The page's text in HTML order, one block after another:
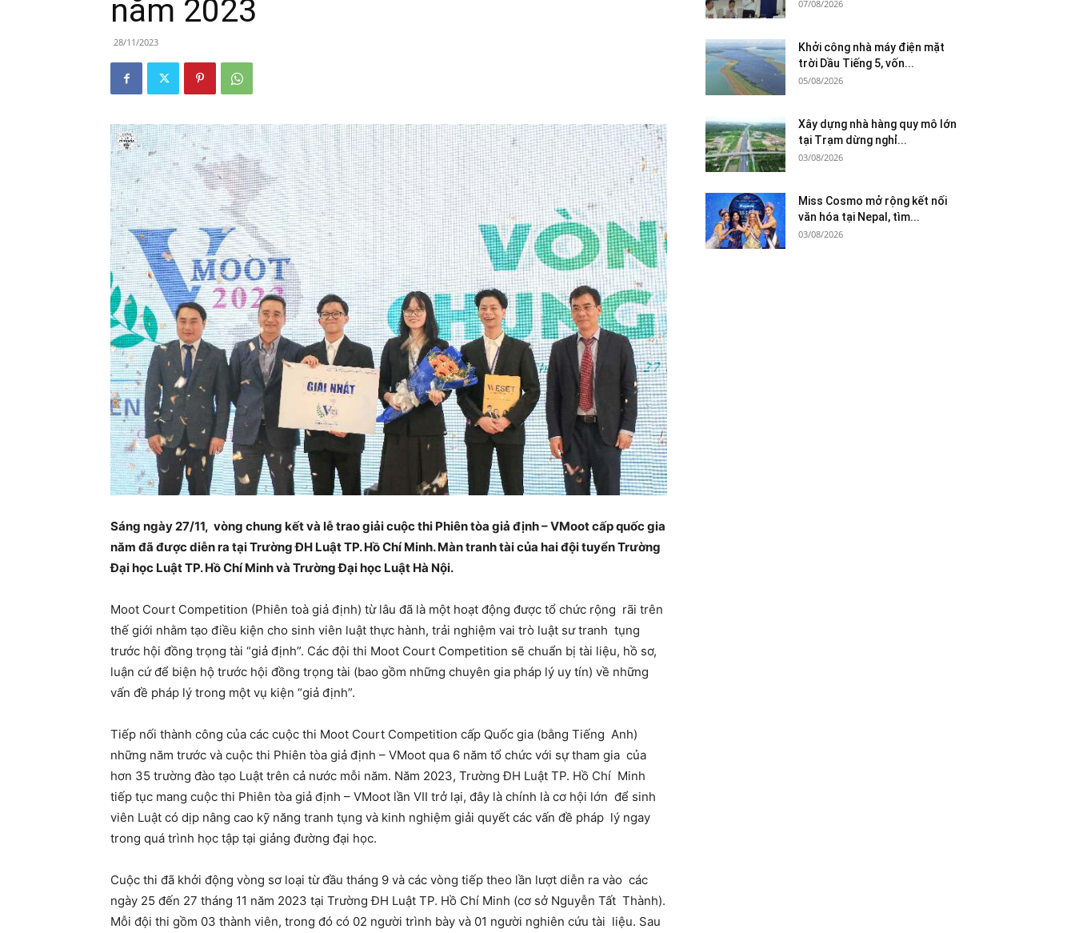
năm 2023
28/11/2023
Sáng ngày 27/11, vòng chung kết và lễ trao giải cuộc thi Phiên tòa giả định – VMoot cấp quốc gia
năm đã được diễn ra tại Trường ĐH Luật TP. Hồ Chí Minh. Màn tranh tài của hai đội tuyển Trường
Đại học Luật TP. Hồ Chí Minh và Trường Đại học Luật Hà Nội.
Moot Court Competition (Phiên toà giả định) từ lâu đã là một hoạt động được tổ chức rộng rãi trên
thế giới nhằm tạo điều kiện cho sinh viên luật thực hành, trải nghiệm vai trò luật sư tranh tụng
trước hội đồng trọng tài “giả định”. Các đội thi Moot Court Competition sẽ chuẩn bị tài liệu, hồ sơ,
luận cứ để biện hộ trước hội đồng trọng tài (bao gồm những chuyên gia pháp lý uy tín) về những
vấn đề pháp lý trong một vụ kiện “giả định”.
Tiếp nối thành công của các cuộc thi Moot Court Competition cấp Quốc gia (bằng Tiếng Anh)
những năm trước và cuộc thi Phiên tòa giả định – VMoot qua 6 năm tổ chức với sự tham gia của
hơn 35 trường đào tạo Luật trên cả nước mỗi năm. Năm 2023, Trường ĐH Luật TP. Hồ Chí Minh
tiếp tục mang cuộc thi Phiên tòa giả định – VMoot lần VII trở lại, đây là chính là cơ hội lớn để sinh
viên Luật có dịp nâng cao kỹ năng tranh tụng và kinh nghiệm giải quyết các vấn đề pháp lý ngay
trong quá trình học tập tại giảng đường đại học.
Cuộc thi đã khởi động vòng sơ loại từ đầu tháng 9 và các vòng tiếp theo lần lượt diễn ra vào các
ngày 25 đến 27 tháng 11 năm 2023 tại Trường ĐH Luật TP. Hồ Chí Minh (cơ sở Nguyễn Tất Thành).
Mỗi đội thi gồm 03 thành viên, trong đó có 02 người trình bày và 01 người nghiên cứu tài liệu. Sau
07/08/2026
Khởi công nhà máy điện mặt
trời Dầu Tiếng 5, vốn...
05/08/2026
Xây dựng nhà hàng quy mô lớn
tại Trạm dừng nghỉ...
03/08/2026
Miss Cosmo mở rộng kết nối
văn hóa tại Nepal, tìm...
03/08/2026